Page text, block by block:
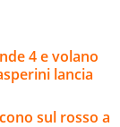
4 e volano
lancia
sul rosso a